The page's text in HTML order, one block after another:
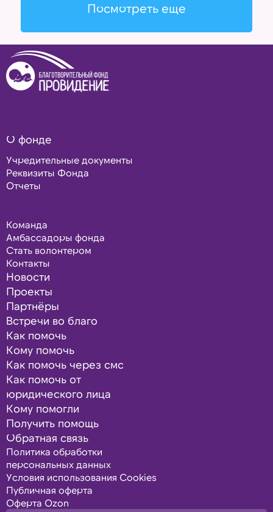
Посмотреть еще
О фонде
Учредительные документы
Реквизиты Фонда
Отчеты
Команда
Амбассадоры фонда
Стать волонтером
Контакты
Новости
Проекты
Партнёры
Встречи во благо
Как помочь
Кому помочь
Как помочь через смс
Как помочь от
юридического лица
Кому помогли
Получить помощь
Обратная связь
Политика обработки
персональных данных
Условия использования Cookies
Публичная оферта
Оферта Ozon